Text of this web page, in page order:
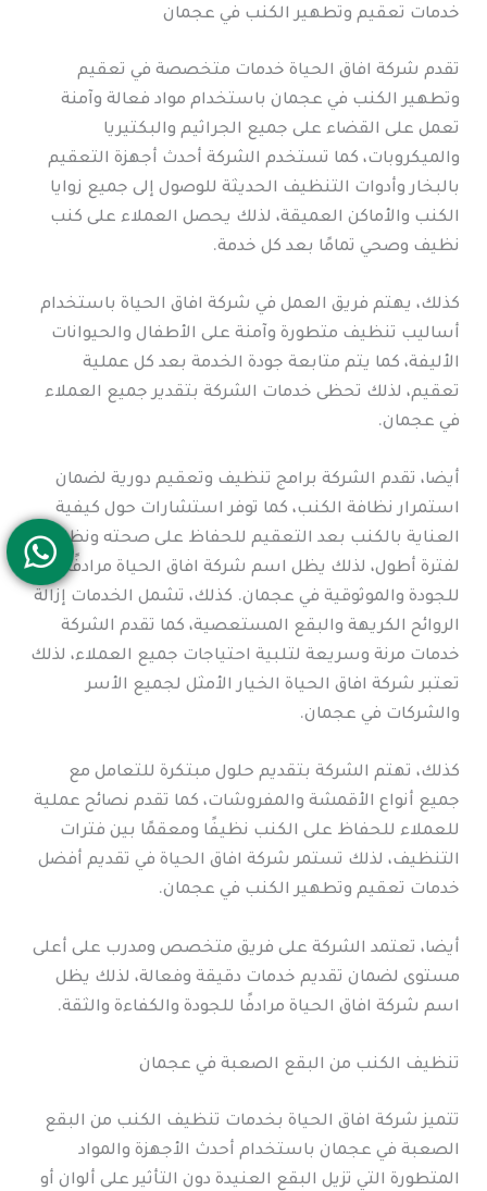
خدمات تعقيم وتطهير الكنب في عجمان
تقدم شركة افاق الحياة خدمات متخصصة في تعقيم
وتطهير الكنب في عجمان باستخدام مواد فعالة وآمنة
تعمل على القضاء على جميع الجراثيم والبكتيريا
والميكروبات، كما تستخدم الشركة أحدث أجهزة التعقيم
بالبخار وأدوات التنظيف الحديثة للوصول إلى جميع زوايا
الكنب والأماكن العميقة، لذلك يحصل العملاء على كنب
نظيف وصحي تمامًا بعد كل خدمة.
كذلك، يهتم فريق العمل في شركة افاق الحياة باستخدام
أساليب تنظيف متطورة وآمنة على الأطفال والحيوانات
الأليفة، كما يتم متابعة جودة الخدمة بعد كل عملية
تعقيم، لذلك تحظى خدمات الشركة بتقدير جميع العملاء
في عجمان.
أيضا، تقدم الشركة برامج تنظيف وتعقيم دورية لضمان
استمرار نظافة الكنب، كما توفر استشارات حول كيفية
العناية بالكنب بعد التعقيم للحفاظ على صحته ونظافته
لفترة أطول، لذلك يظل اسم شركة افاق الحياة مرادفًا
للجودة والموثوقية في عجمان. كذلك، تشمل الخدمات إزالة
الروائح الكريهة والبقع المستعصية، كما تقدم الشركة
خدمات مرنة وسريعة لتلبية احتياجات جميع العملاء، لذلك
تعتبر شركة افاق الحياة الخيار الأمثل لجميع الأسر
والشركات في عجمان.
كذلك، تهتم الشركة بتقديم حلول مبتكرة للتعامل مع
جميع أنواع الأقمشة والمفروشات، كما تقدم نصائح عملية
للعملاء للحفاظ على الكنب نظيفًا ومعقمًا بين فترات
التنظيف، لذلك تستمر شركة افاق الحياة في تقديم أفضل
خدمات تعقيم وتطهير الكنب في عجمان.
أيضا، تعتمد الشركة على فريق متخصص ومدرب على أعلى
مستوى لضمان تقديم خدمات دقيقة وفعالة، لذلك يظل
اسم شركة افاق الحياة مرادفًا للجودة والكفاءة والثقة.
تنظيف الكنب من البقع الصعبة في عجمان
تتميز شركة افاق الحياة بخدمات تنظيف الكنب من البقع
الصعبة في عجمان باستخدام أحدث الأجهزة والمواد
المتطورة التي تزيل البقع العنيدة دون التأثير على ألوان أو